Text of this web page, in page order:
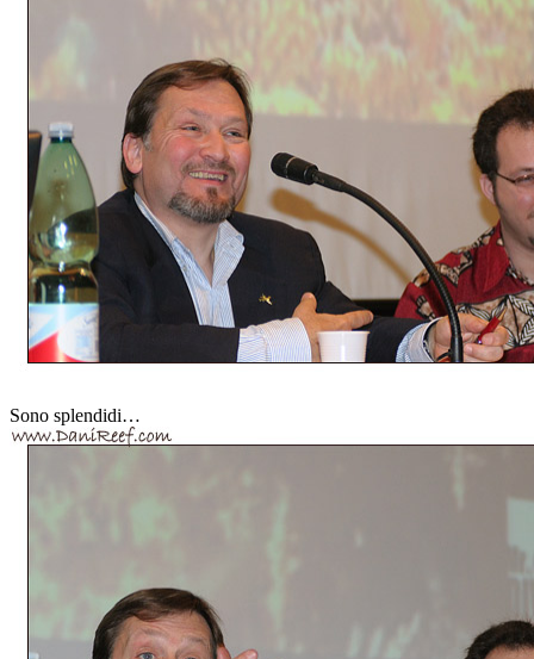
Sono splendidi…